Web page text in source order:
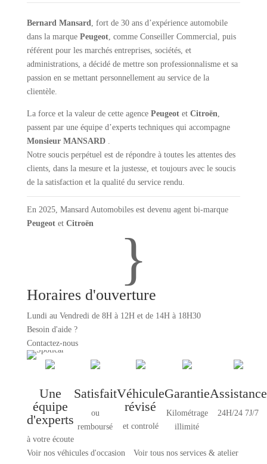
Bernard Mansard, fort de 30 ans d’expérience automobile
dans la marque Peugeot, comme Conseiller Commercial, puis
référent pour les marchés entreprises, sociétés, et
administrations, a décidé de mettre son professionnalisme et sa
passion en se mettant personnellement au service de la
clientèle.
La force et la valeur de cette agence Peugeot etCitroën,
passent par une équipe d’experts techniques qui accompagne
Monsieur MANSARD.
Notre soucis perpétuel est de répondre à toutes les attentes des
clients, dans la mesure et la justesse, et toujours avec le soucis
de la satisfaction et la qualité du service rendu.
En 2025, Mansard Automobiles est devenu agent bi-marque
Peugeot etCitroën
}
Horaires d'ouverture
Lundi au Vendredi de 8H à 12H et de 14H à 18H30
Besoin d'aide ?
Contactez-nous
Une
équipe
d'experts
à votre écoute
Satisfait
ou
remboursé
Véhicule
révisé
et controlé
Garantie
Kilométrage
illimité
Assistance
24H/24 7J/7
Voir nos véhicules d'occasion Voir tous nos services & atelier